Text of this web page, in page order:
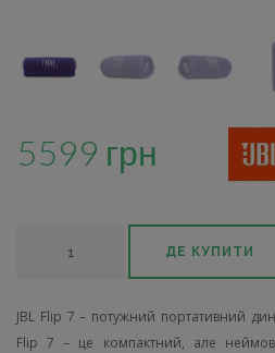
5599 грн
ДЕ КУПИТИ
JBL Flip 7 – потужний портативний
Flip 7 – це компактний, але